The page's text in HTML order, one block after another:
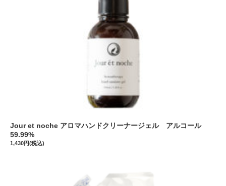
Jour et noche アロマハンドクリーナージェル アルコール
59.99%
1,430円(税込)